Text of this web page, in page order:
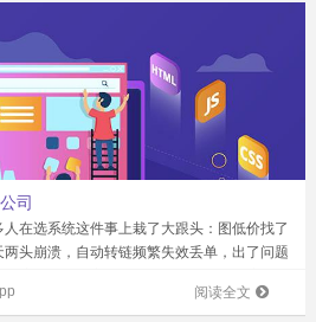
司
选系统这件事上栽了大跟头：图低价找了
头崩溃，自动转链频繁失效丢单，出了问题
客A...
阅读全文